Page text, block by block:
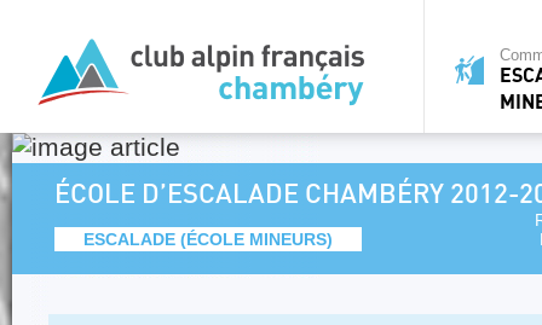
ÉCOLE D’ESCALADE CHAMBÉRY 2012-
ESCALADE (ÉCOLE MINEURS)